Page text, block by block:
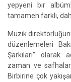
yepyeni bir
tamamen farklı,
Müzik
düzenlemeleri
Şarkıları” olarak
zaman ve
Birbirine çok